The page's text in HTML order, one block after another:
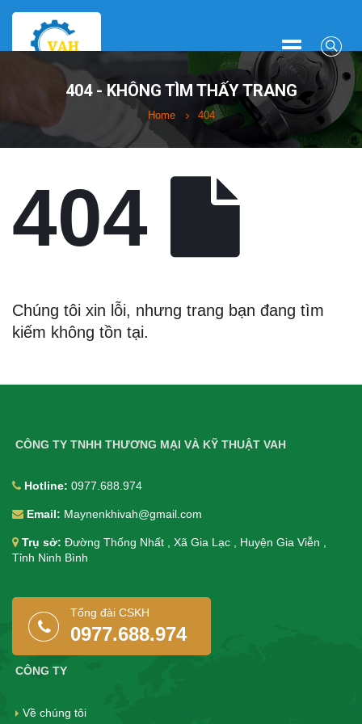
404 - KHÔNG TÌM THẤY TRANG
Home 404
404
Chúng tôi xin lỗi, nhưng trang bạn đang tìm
kiếm không tồn tại.
CÔNG TY TNHH THƯƠNG MẠI VÀ KỸ THUẬT VAH
Hotline: 0977.688.974
Email: Maynenkhivah@gmail.com
Trụ sở: Đường Thống Nhất , Xã Gia Lạc , Huyện Gia Viễn ,
Tỉnh Ninh Bình
Tổng đài CSKH
0977.688.974
CÔNG TY
Về chúng tôi